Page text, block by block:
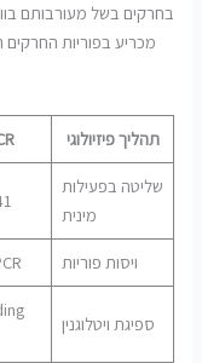
בחרקים בשל מעורבותם
מכריע בפוריות החרקים
תהליך פיזיולוגי
שליטה בפעילות
מינית
ויסות פוריות
ספיגת ויטלוגנין